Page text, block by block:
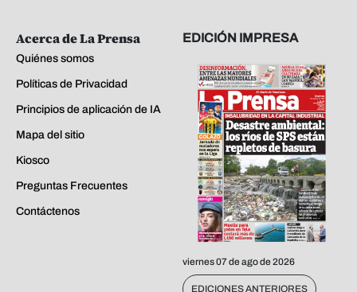
Acerca de La Prensa
Quiénes somos
Políticas de Privacidad
Principios de aplicación de IA
Mapa del sitio
Kiosco
Preguntas Frecuentes
Contáctenos
EDICIÓN IMPRESA
viernes 07 de ago de 2026
EDICIONES ANTERIORES